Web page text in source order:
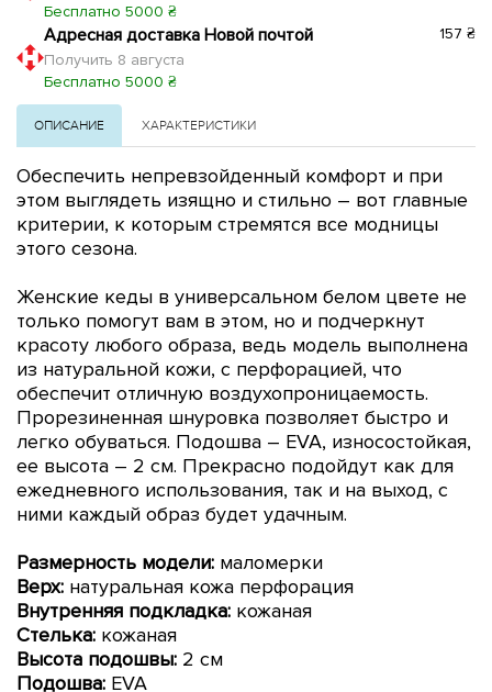
Бесплатно 5000 ₴
Адресная доставка Новой почтой
Получить 8 августа
Бесплатно 5000 ₴
157 ₴
ОПИСАНИЕ ХАРАКТЕРИСТИКИ
Обеспечить непревзойденный комфорт и при
этом выглядеть изящно и стильно – вот главные
критерии, к которым стремятся все модницы
этого сезона.
Женские кеды в универсальном белом цвете не
только помогут вам в этом, но и подчеркнут
красоту любого образа, ведь модель выполнена
из натуральной кожи, с перфорацией, что
обеспечит отличную воздухопроницаемость.
Прорезиненная шнуровка позволяет быстро и
легко обуваться. Подошва – EVA, износостойкая,
ее высота – 2 см. Прекрасно подойдут как для
ежедневного использования, так и на выход, с
ними каждый образ будет удачным.
Размерность модели: маломерки
Верх: натуральная кожа перфорация
Внутренняя подкладка: кожаная
Стелька: кожаная
Высота подошвы: 2 см
Подошва: EVA